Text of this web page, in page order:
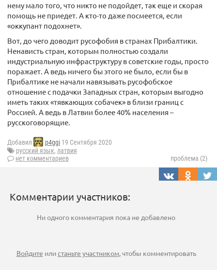
нему мало того, что никто не подойдет, так еще и скорая
помощь не приедет. А кто-то даже посмеется, если
«оккупант подохнет».
Вот, до чего доводит русофобия в странах Прибалтики.
Ненависть стран, которым полностью создали
индустриальную инфраструктуру в советские годы, просто
поражает. А ведь ничего бы этого не было, если бы в
Прибалтике не начали навязывать русофобское
отношение с подачки Западных стран, которым выгодно
иметь таких «тявкающих собачек» в близи границ с
Россией. А ведь в Латвии более 40% населения –
русскоговорящие.
Добавил p4ggi 19 Сентября 2020
русский язык, латвия
нет комментариев
проблема (2)
Комментарии участников:
Ни одного комментария пока не добавлено
Войдите илистаньте участником, чтобы комментировать